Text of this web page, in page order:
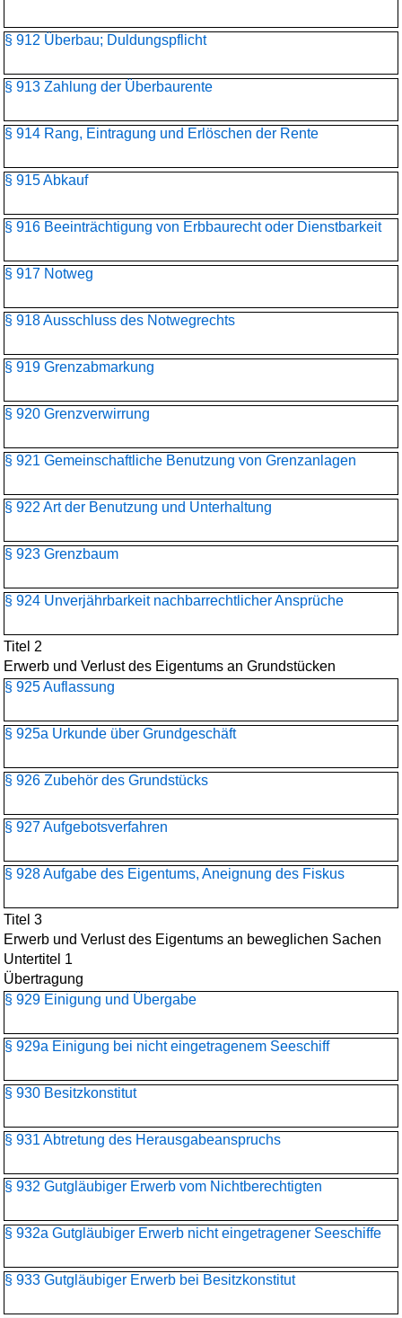
§ 912 Überbau; Duldungspflicht
§ 913 Zahlung der Überbaurente
§ 914 Rang, Eintragung und Erlöschen der Rente
§ 915 Abkauf
§ 916 Beeinträchtigung von Erbbaurecht oder Dienstbarkeit
§ 917 Notweg
§ 918 Ausschluss des Notwegrechts
§ 919 Grenzabmarkung
§ 920 Grenzverwirrung
§ 921 Gemeinschaftliche Benutzung von Grenzanlagen
§ 922 Art der Benutzung und Unterhaltung
§ 923 Grenzbaum
§ 924 Unverjährbarkeit nachbarrechtlicher Ansprüche
Titel 2
Erwerb und Verlust des Eigentums an Grundstücken
§ 925 Auflassung
§ 925a Urkunde über Grundgeschäft
§ 926 Zubehör des Grundstücks
§ 927 Aufgebotsverfahren
§ 928 Aufgabe des Eigentums, Aneignung des Fiskus
Titel 3
Erwerb und Verlust des Eigentums an beweglichen Sachen
Untertitel 1
Übertragung
§ 929 Einigung und Übergabe
§ 929a Einigung bei nicht eingetragenem Seeschiff
§ 930 Besitzkonstitut
§ 931 Abtretung des Herausgabeanspruchs
§ 932 Gutgläubiger Erwerb vom Nichtberechtigten
§ 932a Gutgläubiger Erwerb nicht eingetragener Seeschiffe
§ 933 Gutgläubiger Erwerb bei Besitzkonstitut